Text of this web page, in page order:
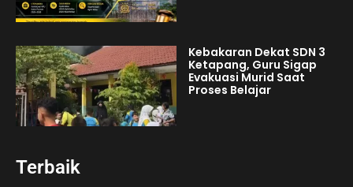
Kebakaran Dekat SDN 3
Ketapang, Guru Sigap
Evakuasi Murid Saat
Proses Belajar
Terbaik